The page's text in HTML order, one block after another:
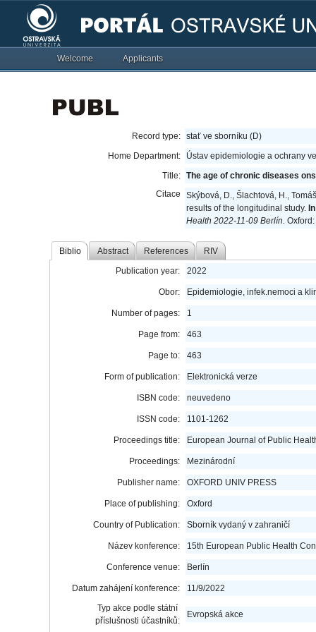
Welcome Applicants
Record type: stať ve sborníku (D)
Home Department:
Ústav epidemiologie a ochrany
Title: The age of chronic diseases
Citace
Skýbová, D., Šlachtová, H.,
results of the longitudinal study.
Health 2022-11-09 Berlín.
Biblio Abstract References RIV
Publication year: 2022
Obor: Epidemiologie, infek.nemoci a
Number of pages: 1
Page from: 463
Page to: 463
Form of publication: Elektronická verze
ISBN code: neuvedeno
ISSN code: 1101-1262
Proceedings title: European Journal of Public
Proceedings: Mezinárodní
Publisher name: OXFORD UNIV PRESS
Place of publishing: Oxford
Country of Publication: Sborník vydaný v zahraničí
Název konference: 15th European Public Health
Conference venue: Berlín
Datum zahájení konference:
11/9/2022
Typ akce podle státní
příslušnosti účastníků:
Evropská akce